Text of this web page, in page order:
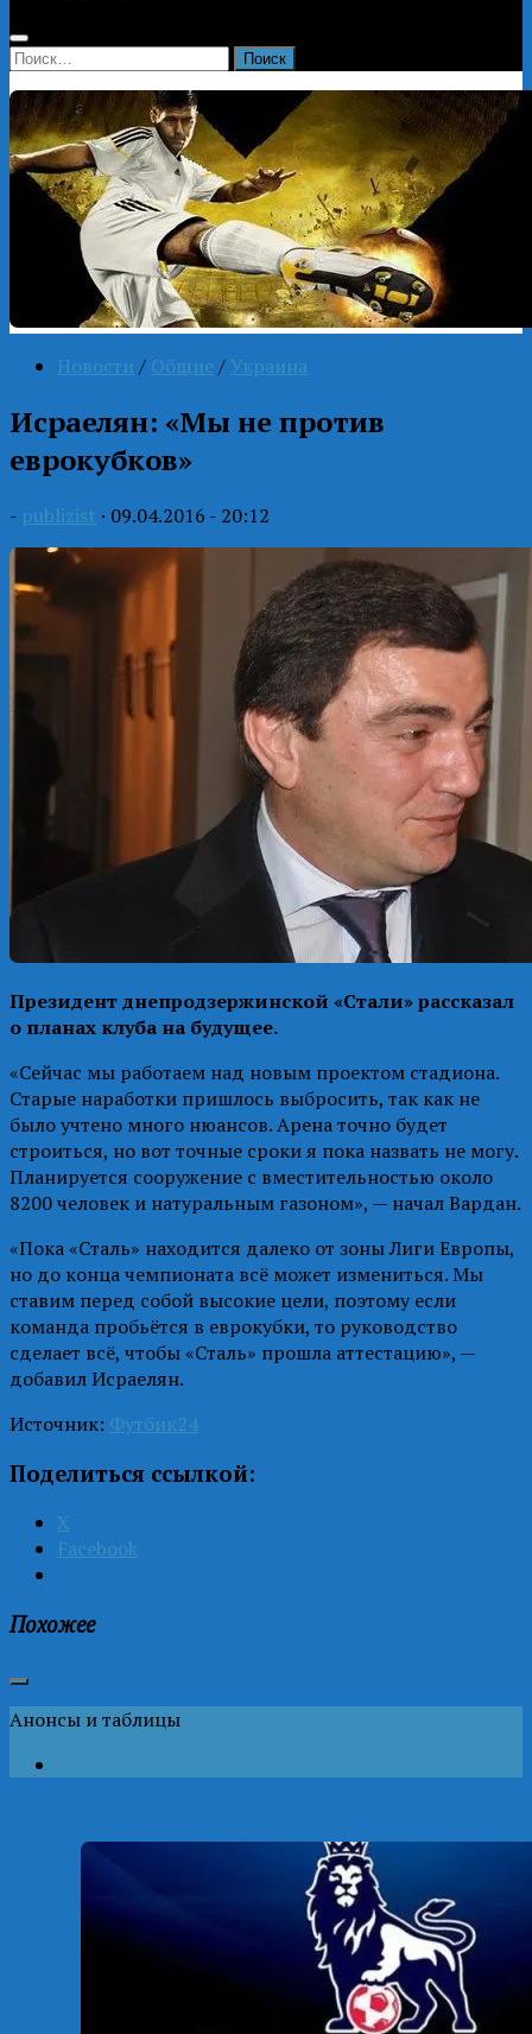
Найти:
Новости / Общие / Украина
Исраелян: «Мы не против
еврокубков»
- publizist · 09.04.2016 - 20:12
Президент днепродзержинской «Стали» рассказал
о планах клуба на будущее.
«Сейчас мы работаем над новым проектом стадиона.
Старые наработки пришлось выбросить, так как не
было учтено много нюансов. Арена точно будет
строиться, но вот точные сроки я пока назвать не могу.
Планируется сооружение с вместительностью около
8200 человек и натуральным газоном», — начал Вардан.
«Пока «Сталь» находится далеко от зоны Лиги Европы,
но до конца чемпионата всё может измениться. Мы
ставим перед собой высокие цели, поэтому если
команда пробьётся в еврокубки, то руководство
сделает всё, чтобы «Сталь» прошла аттестацию», —
добавил Исраелян.
Источник: Футбик24
Поделиться ссылкой:
X
Facebook
Похожее
Анонсы и таблицы